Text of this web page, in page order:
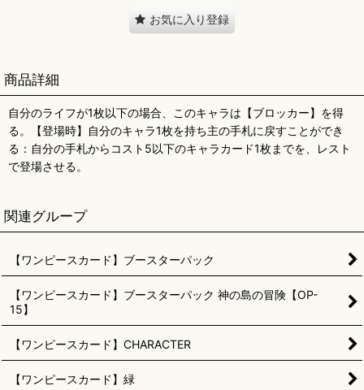
お気に入り登録
商品詳細
自分のライフが1枚以下の場合、このキャラは【ブロッカー】を得
る。【登場時】自分のキャラ1枚を持ち主の手札に戻すことができ
る：自分の手札からコスト5以下のキャラカード1枚までを、レスト
で登場させる。
関連グループ
【ワンピースカード】ブースターパック
【ワンピースカード】ブースターパック 神の島の冒険【OP-
15】
【ワンピースカード】CHARACTER
【ワンピースカード】緑